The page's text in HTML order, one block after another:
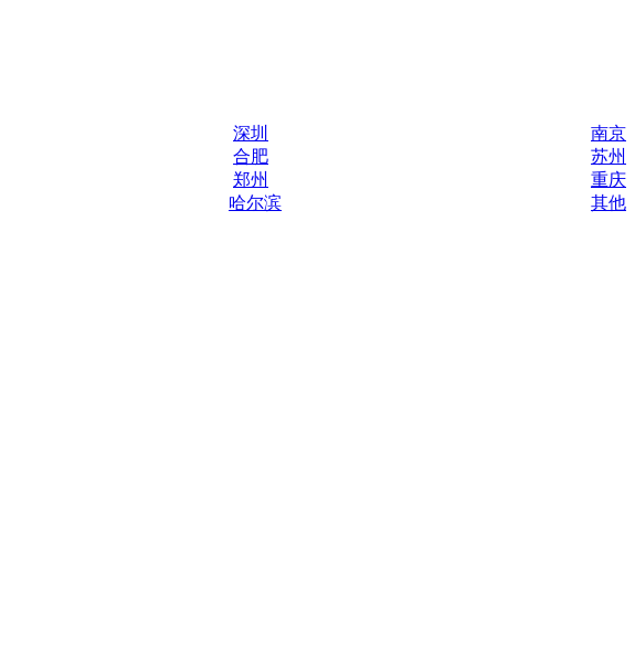
深圳
南京
合肥
苏州
郑州
重庆
哈尔滨
其他